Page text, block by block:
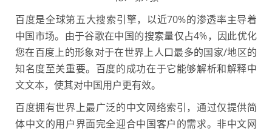
百度是全球第五大搜索引擎，以近70%的渗透率主导着
中国市场。由于谷歌在中国的搜索量仅占4%，因此优化
您在百度上的形象对于在世界上人口最多的国家/地区的
知名度至关重要。百度的成功在于它能够解析和解释中
文文本，使其对中国用户更有效。
百度拥有世界上最广泛的中文网络索引，通过仅提供简
体中文的用户界面完全迎合中国客户的需求。非中文网